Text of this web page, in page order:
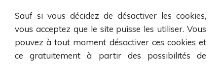
Sauf si vous décidez de désactiver les cookies,
vous acceptez que le site puisse les utiliser. Vous
pouvez à tout moment désactiver ces cookies et
ce gratuitement à partir des possibilités de